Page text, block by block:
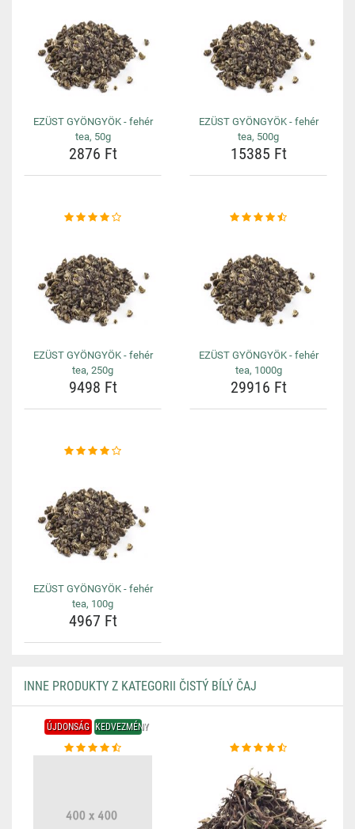
EZÜST GYÖNGYÖK - fehér
tea, 50g
2876 Ft
EZÜST GYÖNGYÖK - fehér
tea, 500g
15385 Ft
EZÜST GYÖNGYÖK - fehér
tea, 250g
9498 Ft
EZÜST GYÖNGYÖK - fehér
tea, 1000g
29916 Ft
EZÜST GYÖNGYÖK - fehér
tea, 100g
4967 Ft
INNE PRODUKTY Z KATEGORII ČISTÝ BÍLÝ ČAJ
ÚJDONSÁG KEDVEZMÉNY